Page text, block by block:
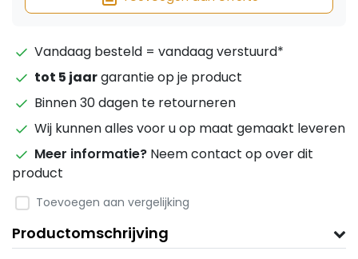
Vandaag besteld = vandaag verstuurd*
tot 5 jaargarantie op je product
Binnen 30 dagen te retourneren
Wij kunnen alles voor u op maat gemaakt leveren
Meer informatie? Neem contact op over dit
product
Toevoegen aan vergelijking
Productomschrijving